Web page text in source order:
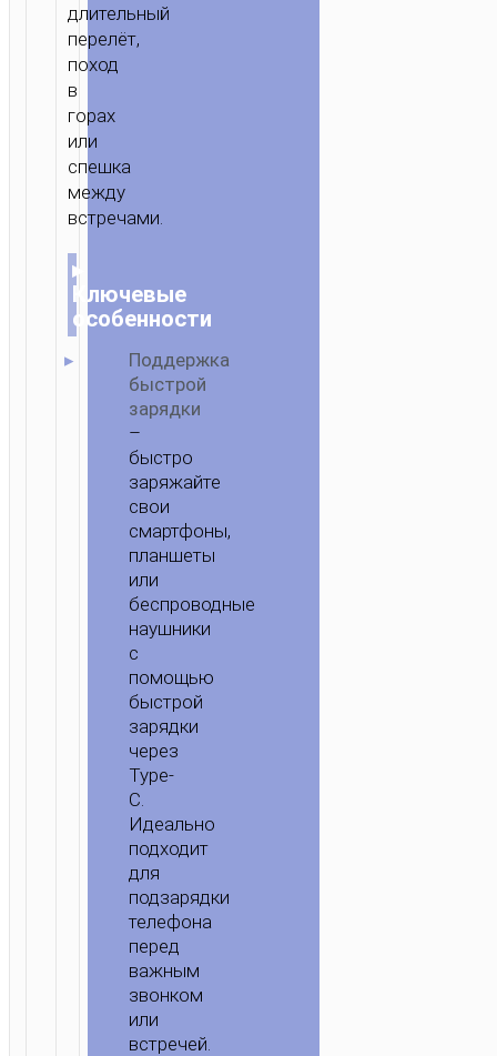
длительный
перелёт,
поход
в
горах
или
спешка
между
встречами.
▸
Ключевые
особенности
Поддержка
быстрой
зарядки
–
быстро
заряжайте
свои
смартфоны,
планшеты
или
беспроводные
наушники
с
помощью
быстрой
зарядки
через
Type-
C.
Идеально
подходит
для
подзарядки
телефона
перед
важным
звонком
или
встречей.